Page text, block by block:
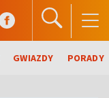
GWIAZDY PORADY